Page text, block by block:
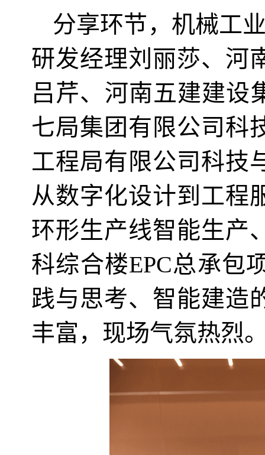
分享环节，机械工
研发经理刘丽莎、河
吕芹、河南五建建设
七局集团有限公司科
工程局有限公司科技
从数字化设计到工程
环形生产线智能生产
科综合楼EPC总承包
践与思考、智能建造
丰富，现场气氛热烈